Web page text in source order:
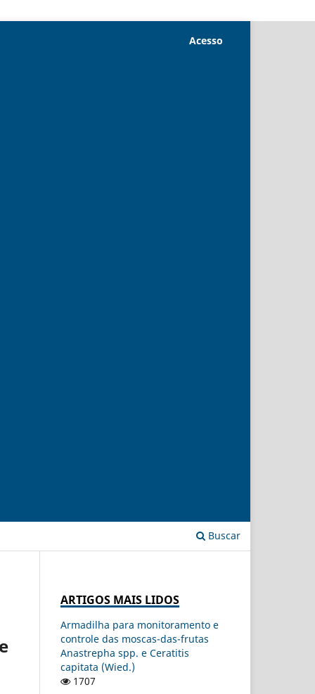
Buscar
Acesso
ARTIGOS MAIS LIDOS
Armadilha para monitoramento e
controle das moscas-das-frutas
Anastrepha spp. e Ceratitis
capitata (Wied.)
1707